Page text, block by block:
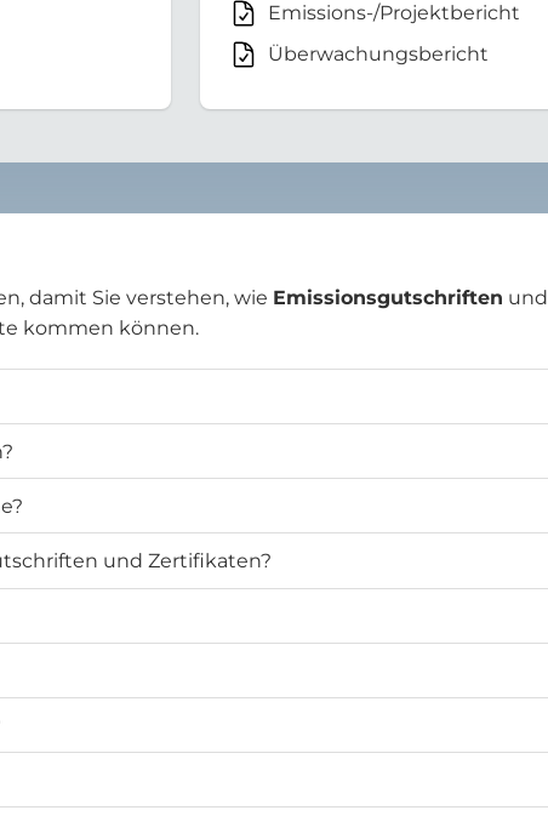
Emissions-/Projektbericht
Überwachungsbericht
damit Sie verstehen, wie Emissionsgutschriften und
kommen können.
und Zertifikaten?